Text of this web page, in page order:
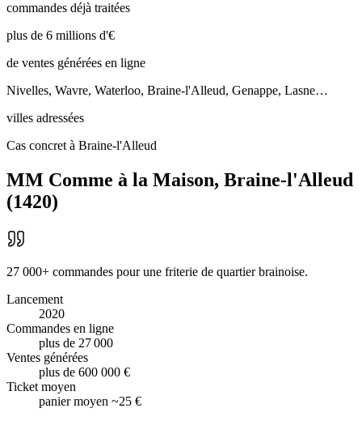
commandes déjà traitées
plus de 6 millions d'€
de ventes générées en ligne
Nivelles, Wavre, Waterloo, Braine-l'Alleud, Genappe, Lasne…
villes adressées
Cas concret à Braine-l'Alleud
MM Comme à la Maison, Braine-l'Alleud
(1420)
27 000+ commandes pour une friterie de quartier brainoise.
Lancement
2020
Commandes en ligne
plus de 27 000
Ventes générées
plus de 600 000 €
Ticket moyen
panier moyen ~25 €